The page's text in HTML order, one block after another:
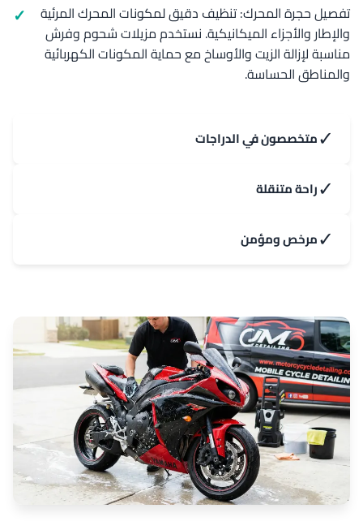
تفصيل حجرة المحرك: تنظيف دقيق لمكونات المحرك المرئية
والإطار والأجزاء الميكانيكية. نستخدم مزيلات شحوم وفرش
مناسبة لإزالة الزيت والأوساخ مع حماية المكونات الكهربائية
والمناطق الحساسة.
✓متخصصون في الدراجات
✓راحة متنقلة
✓مرخص ومؤمن